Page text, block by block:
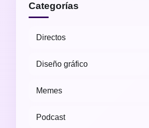
Categorías
Directos
Diseño gráfico
Memes
Podcast